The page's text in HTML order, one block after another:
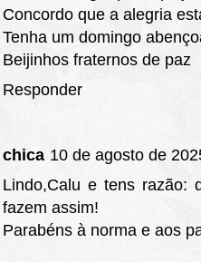
Concordo que a alegria
Tenha um domingo
Beijinhos fraternos de paz
Responder
chica 10 de agosto de
Lindo,Calu e tens razão:
fazem assim!
Parabéns à norma e aos